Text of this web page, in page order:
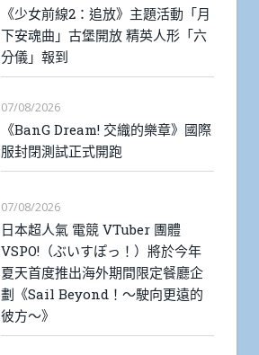
《少女前線2：追放》主題活動「月
下安魂曲」古堡開放 精英人形「六
分儀」報到
07/08/2026
《BanG Dream! 交織的樂章》國際
服封閉測試正式開跑
07/08/2026
日本超人氣 電競 VTuber 團體
VSPO!（ぶいすぽっ！）將於今年
夏天首度推出海外期間限定餐廳企
劃《Sail Beyond！～駛向更遠的
彼方～》